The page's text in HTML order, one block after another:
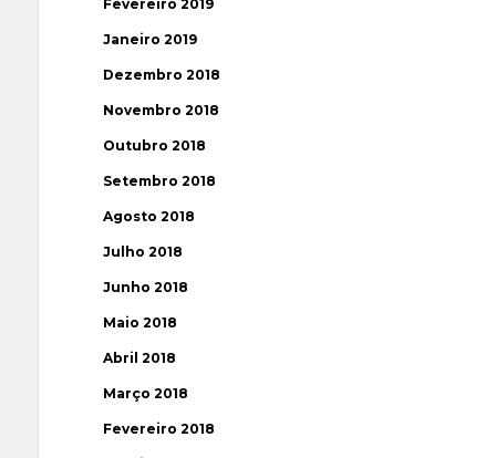
Fevereiro 2019
Janeiro 2019
Dezembro 2018
Novembro 2018
Outubro 2018
Setembro 2018
Agosto 2018
Julho 2018
Junho 2018
Maio 2018
Abril 2018
Março 2018
Fevereiro 2018